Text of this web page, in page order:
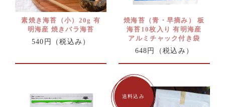
素焼き海苔（小）20g 有
明海産 焼きバラ海苔
540円
（税込み）
焼海苔（青・早摘み） 板
海苔10枚入り 有明海産
アルミチャック付き袋
648円
（税込み）